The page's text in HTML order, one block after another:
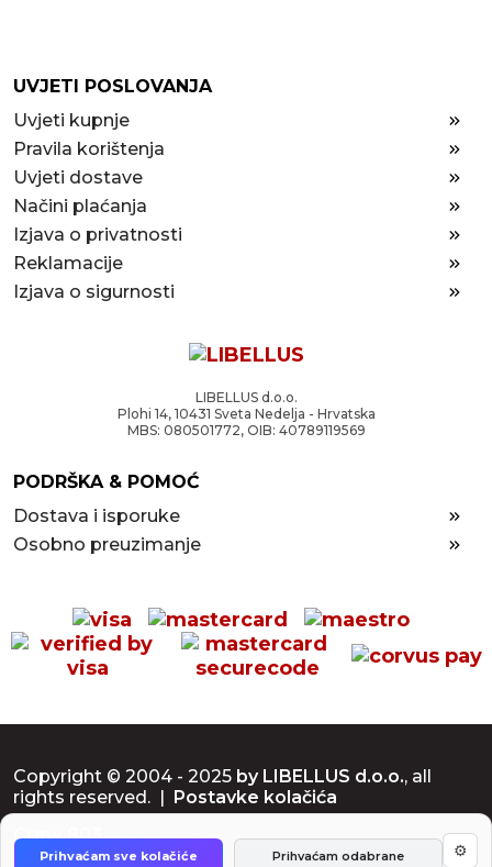
UVJETI POSLOVANJA
Uvjeti kupnje
Pravila korištenja
Uvjeti dostave
Načini plaćanja
Izjava o privatnosti
Reklamacije
Izjava o sigurnosti
LIBELLUS d.o.o.
Plohi 14, 10431 Sveta Nedelja - Hrvatska
MBS: 080501772, OIB: 40789119569
PODRŠKA & POMOĆ
Dostava i isporuke
Osobno preuzimanje
Copyright © 2004 - 2025 by LIBELLUS d.o.o., all
rights reserved. | Postavke kolačića
Crew 803
Prihvaćam sve kolačiće Prihvaćam odabrane ⚙